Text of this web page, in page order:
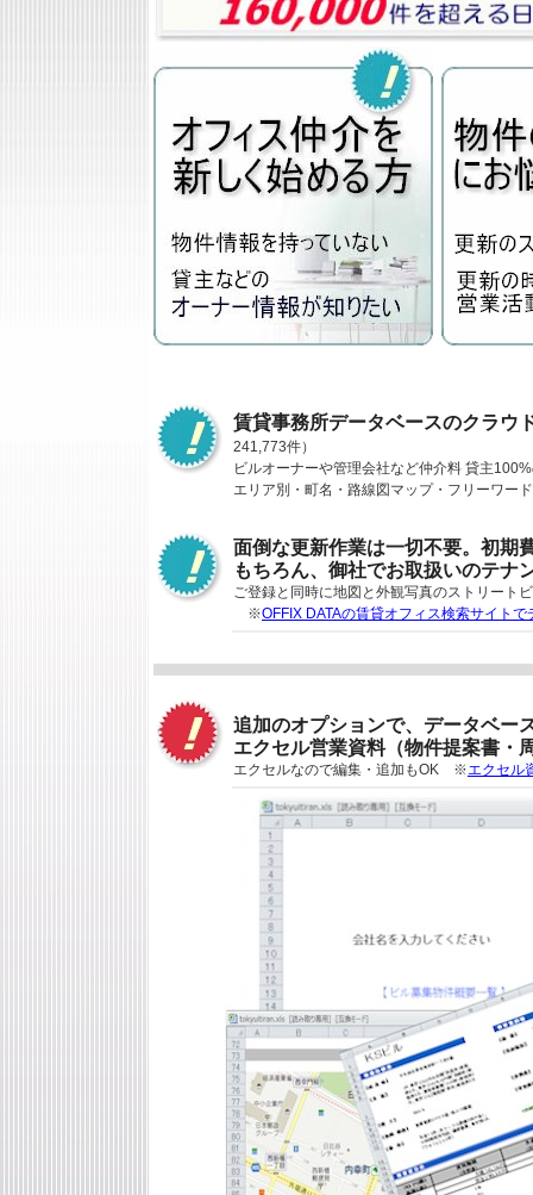
賃貸事務所データベースのクラウ
241,773件）
ビルオーナーや管理会社など仲介料 貸主
エリア別・町名・路線図マップ・フリーワー
面倒な更新作業は一切不要。初期
もちろん、御社でお取扱いのテナ
ご登録と同時に地図と外観写真のストリート
※OFFIX DATAの賃貸オフィス検索サイト
追加のオプションで、データベー
エクセル営業資料（物件提案書・
エクセルなので編集・追加もOK ※エクセル